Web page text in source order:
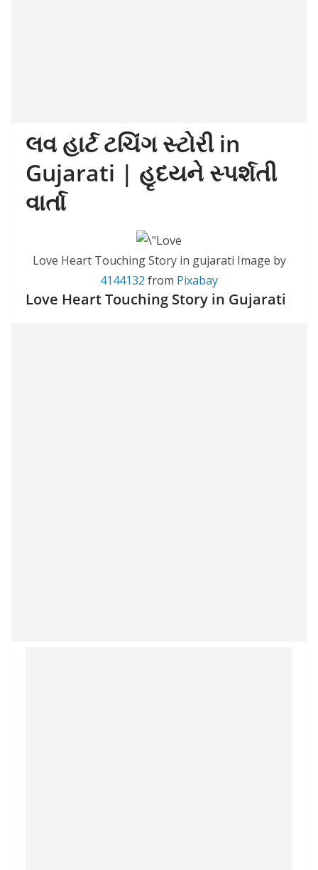
લવ હાર્ટ ટચિંગ સ્ટોરી in
Gujarati | હૃદયને સ્પર્શતી
વાર્તા
Love Heart Touching Story in gujarati Image by
4144132 from Pixabay
Love Heart Touching Story in Gujarati